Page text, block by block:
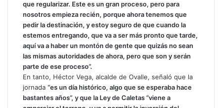
que regularizar. Este es un gran proceso, pero para
nosotros empieza recién, porque ahora tenemos que
pedir la destinación, y estoy seguro de que cuando la
estemos entregando, que va a ser más pronto que tarde,
aquí va a haber un montón de gente que quizás no sean
las mismas autoridades de ahora, pero que son y serán
parte de ese proceso”.
En tanto, Héctor Vega, alcalde de Ovalle, señaló que la
jornada “es un día histórico, algo que se esperaba hace
bastantes años”, y que la Ley de Caletas “viene a